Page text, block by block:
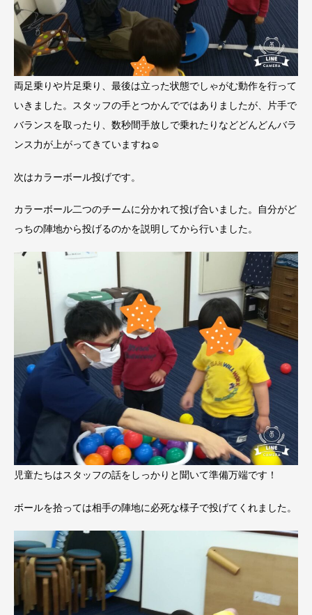
両足乗りや片足乗り、最後は立った状態でしゃがむ動作を行って
いきました。スタッフの手とつかんでではありましたが、片手で
バランスを取ったり、数秒間手放しで乗れたりなどどんどんバラ
ンス力が上がってきていますね☺
次はカラーボール投げです。
カラーボール二つのチームに分かれて投げ合いました。自分がど
っちの陣地から投げるのかを説明してから行いました。
児童たちはスタッフの話をしっかりと聞いて準備万端です！
ボールを拾っては相手の陣地に必死な様子で投げてくれました。